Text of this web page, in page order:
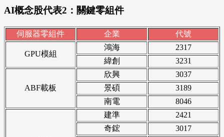
AI概念股代表2：關鍵零組件
伺服器零組件 企業 代號
GPU模組
鴻海
2317
緯創
3231
ABF載板
欣興
3037
景碩
3189
南電
8046
建準
2421
奇鋐
3017